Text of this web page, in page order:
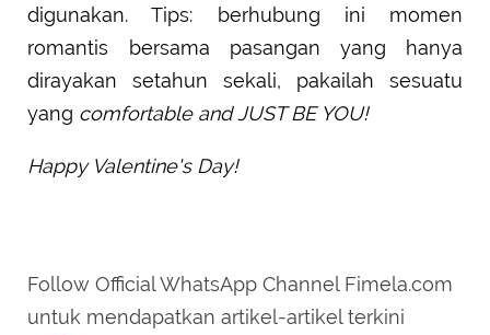
digunakan. Tips: berhubung ini momen
romantis bersama pasangan yang hanya
dirayakan setahun sekali, pakailah sesuatu
yang comfortable and JUST BE YOU!
Happy Valentine's Day!
Follow Official WhatsApp Channel Fimela.com
untuk mendapatkan artikel-artikel terkini